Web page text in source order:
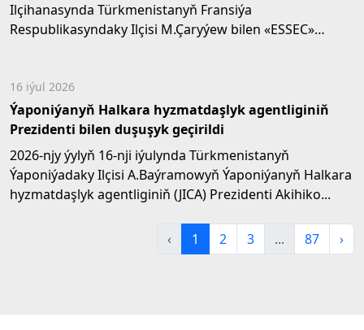
Ilçihanasynda Türkmenistanyň Fransiýa
Respublikasyndaky Ilçisi M.Çaryýew bilen «ESSEC»
16 iýul 2026
Ýaponiýanyň Halkara hyzmatdaşlyk agentliginiň
Prezidenti bilen duşuşyk geçirildi
2026-njy ýylyň 16-nji iýulynda Türkmenistanyň
Ýaponiýadaky Ilçisi A.Baýramowyň Ýaponiýanyň Halkara
hyzmatdaşlyk agentliginiň (JICA) Prezidenti Akihiko...
‹ 1 2 3 ... 87 ›